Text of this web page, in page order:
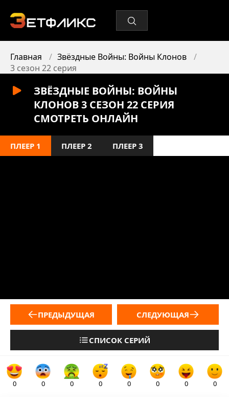
Главная
Звёздные Войны: Войны Клонов
3 сезон 22 серия
ЗВЁЗДНЫЕ ВОЙНЫ: ВОЙНЫ
КЛОНОВ 3 СЕЗОН 22 СЕРИЯ
СМОТРЕТЬ ОНЛАЙН
ПЛЕЕР 1 ПЛЕЕР 2 ПЛЕЕР 3
ПРЕДЫДУЩАЯ
СПИСОК СЕРИЙ
СЛЕДУЮЩАЯ
0 0 0 0 0 0 0 0